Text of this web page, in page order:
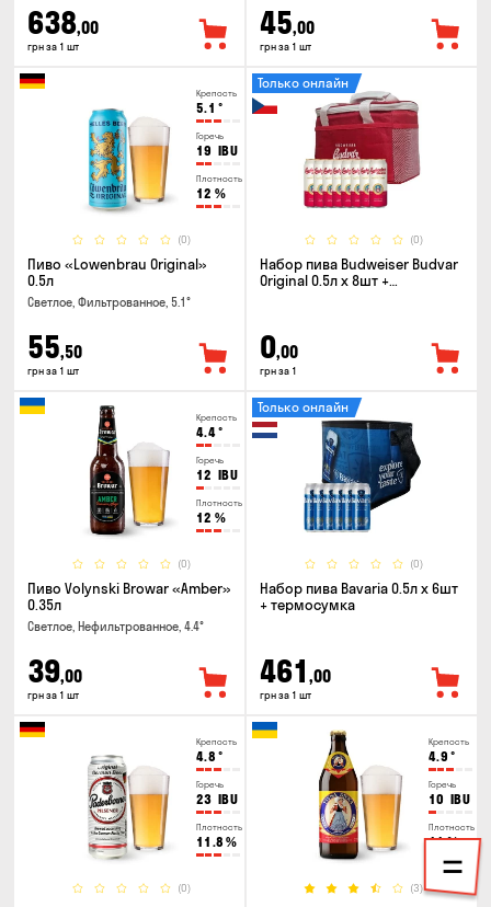
638,00
грн за 1 шт
45,00
грн за 1 шт
Крепость
5.1 °
Горечь
19 IBU
Плотность
12 %
(0)
Пиво «Lowenbrau Original»
0.5л
Светлое, Фильтрованное, 5.1°
55,50
грн за 1 шт
(0)
Только онлайн
Набор пива Budweiser Budvar
Original 0.5л x 8шт +
0,00
грн за 1
Крепость
4.4°
Горечь
12 IBU
Плотность
12 %
(0)
Пиво Volynski Browar «Amber»
0.35л
Светлое, Нефильтрованное, 4.4°
39,00
грн за 1 шт
(0)
Только онлайн
Набор пива Bavaria 0.5л х 6шт
+ термосумка
461 ,00
грн за 1 шт
Крепость
4.8 °
Горечь
23 IBU
Плотность
11.8 %
(0)
Крепость
4.9 °
Горечь
10 IBU
Плотность
11%
(3)